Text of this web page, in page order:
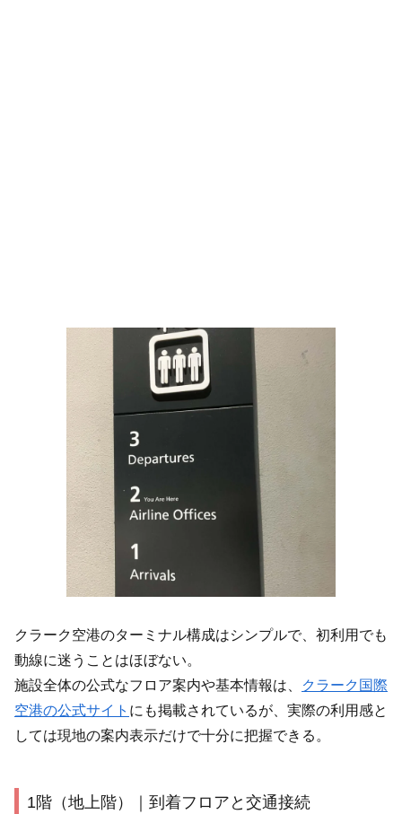
クラーク空港のターミナル構成はシンプルで、初利用でも
動線に迷うことはほぼない。
施設全体の公式なフロア案内や基本情報は、
クラーク国際
空港の公式サイト にも掲載されているが、実際の利用感と
しては現地の案内表示だけで十分に把握できる。
1階（地上階）｜到着フロアと交通接続